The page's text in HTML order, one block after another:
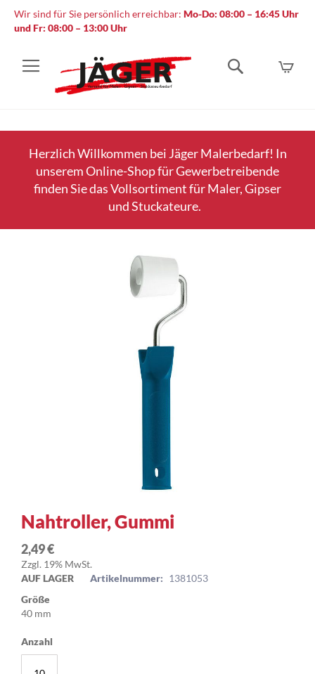
Wir sind für Sie persönlich erreichbar: Mo-Do: 08:00 – 16:45 Uhr
und Fr: 08:00 – 13:00 Uhr
Herzlich Willkommen bei Jäger Malerbedarf! In
unserem Online-Shop für Gewerbetreibende
finden Sie das Vollsortiment für Maler, Gipser
und Stuckateure.
Nahtroller, Gummi
2,49 €
Zzgl. 19% MwSt.
AUF LAGER
Artikelnummer: 1381053
Größe
40 mm
Anzahl
Zum
Anfang
der
Bildergalerie
springen